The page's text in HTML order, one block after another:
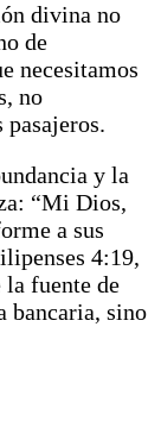
divina no
de
necesitamos
no
pasajeros.
y la
“Mi Dios,
a sus
4:19,
la fuente de
bancaria, sino